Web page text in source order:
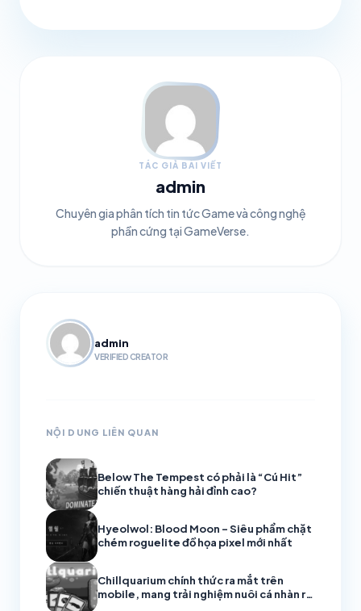
TÁC GIẢ BÀI VIẾT
admin
Chuyên gia phân tích tin tức Game và công nghệ
phần cứng tại GameVerse.
admin
VERIFIED CREATOR
NỘI DUNG LIÊN QUAN
Below The Tempest có phải là “Cú Hit”
chiến thuật hàng hải đỉnh cao?
Hyeolwol: Blood Moon – Siêu phẩm chặt
chém roguelite đồ họa pixel mới nhất
Chillquarium chính thức ra mắt trên
mobile, mang trải nghiệm nuôi cá nhàn rỗi